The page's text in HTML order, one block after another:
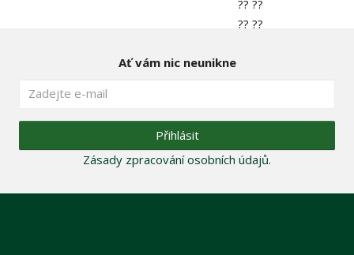
Ať vám nic neunikne
Přihlásit
Zásady zpracování osobních údajů.